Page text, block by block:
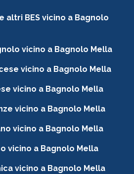
altri BES vicino a Bagnolo
vicino a Bagnolo Mella
vicino a Bagnolo Mella
vicino a Bagnolo Mella
vicino a Bagnolo Mella
vicino a Bagnolo Mella
vicino a Bagnolo Mella
vicino a Bagnolo Mella